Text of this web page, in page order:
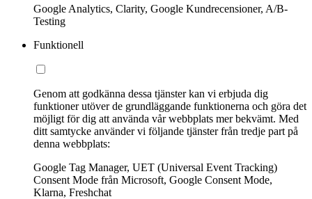
Google Analytics, Clarity, Google Kundrecensioner, A/B-
Testing
Funktionell
Genom att godkänna dessa tjänster kan vi erbjuda dig
funktioner utöver de grundläggande funktionerna och göra det
möjligt för dig att använda vår webbplats mer bekvämt. Med
ditt samtycke använder vi följande tjänster från tredje part på
denna webbplats:
Google Tag Manager, UET (Universal Event Tracking)
Consent Mode från Microsoft, Google Consent Mode,
Klarna, Freshchat